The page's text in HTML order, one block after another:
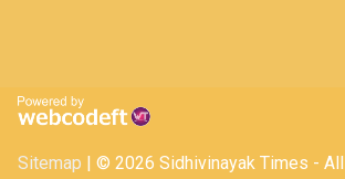
Sitemap | © 2026 Sidhivinayak Times -